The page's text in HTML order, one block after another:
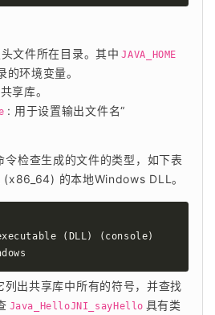
文件所在目录。其中 JAVA_HOME
环境变量。
享库。
: 用于设置输出文件名“
令检查生成的文件的类型，如下表
的本地Windows DLL。
( DLL) ( console)
列出共享库中所有的符号，并查找
Java_HelloJNI_sayHello 具有类